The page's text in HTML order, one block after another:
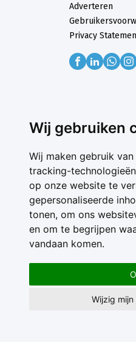
Wij gebruiken
Wij maken gebruik
tracking-
op onze website te
gepersonaliseerde
tonen, om ons
en om te begrijpen
vandaan komen.
Wijzig
Adverteren
Privacy